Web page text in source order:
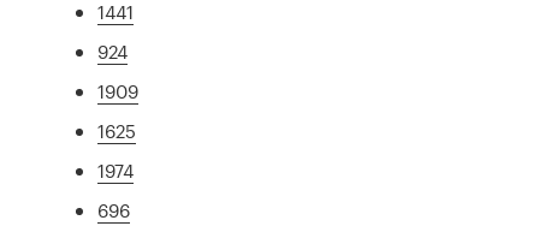
1441
924
1909
1625
1974
696